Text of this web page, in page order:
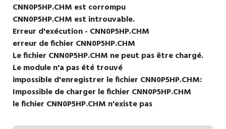
CNN0P5HP.CHM est corrompu
CNN0P5HP.CHM est introuvable.
Erreur d'exécution - CNN0P5HP.CHM
erreur de fichier CNN0P5HP.CHM
Le fichier CNN0P5HP.CHM ne peut pas être chargé.
Le module n'a pas été trouvé
impossible d'enregistrer le fichier CNN0P5HP.CHM:
Impossible de charger le fichier CNN0P5HP.CHM
le fichier CNN0P5HP.CHM n'existe pas